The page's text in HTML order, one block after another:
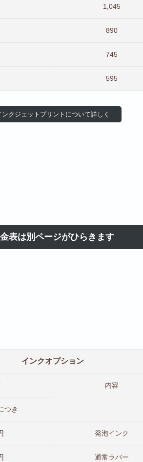
1,045
890
745
595
ンクジェットプリントについて詳しく
表は別ページがひらきます
インクオプション
内容
つき
発泡インク
通常ラバー